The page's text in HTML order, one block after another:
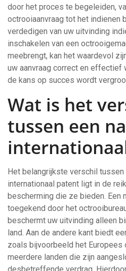
door het proces te begeleiden,
octrooiaanvraag tot het indienen
verdedigen van uw uitvinding
inschakelen van een
meebrengt, kan het waardevol
uw aanvraag correct en effectief
de kans op succes wordt
Wat is het
tussen een
Het belangrijkste verschil tussen
internationaal patent ligt in de
bescherming die ze bieden. Een
toegekend door het
beschermt uw uitvinding alleen
land. Aan de andere kant biedt
zoals bijvoorbeeld het Europees
meerdere landen die zijn